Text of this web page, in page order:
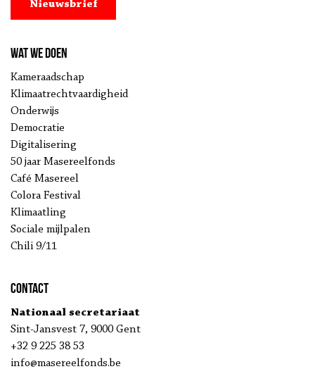
Nieuwsbrief
Wat we doen
Kameraadschap
Klimaatrechtvaardigheid
Onderwijs
Democratie
Digitalisering
50 jaar Masereelfonds
Café Masereel
Colora Festival
Klimaatling
Sociale mijlpalen
Chili 9/11
Contact
Nationaal secretariaat
Sint-Jansvest 7, 9000 Gent
+32 9 225 38 53
info@masereelfonds.be